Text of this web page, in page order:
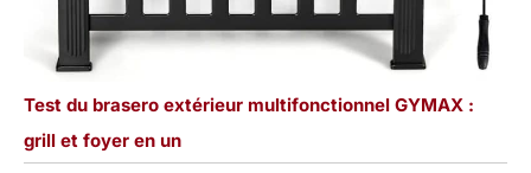
Test du brasero extérieur multifonctionnel GYMAX :
grill et foyer en un